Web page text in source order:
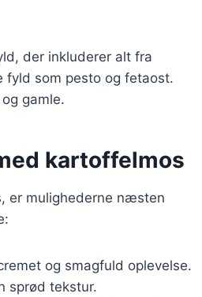
der inkluderer alt fra
fyld som pesto og fetaost.
gamle.
kartoffelmos
er mulighederne næsten
og smagfuld oplevelse.
sprød tekstur.